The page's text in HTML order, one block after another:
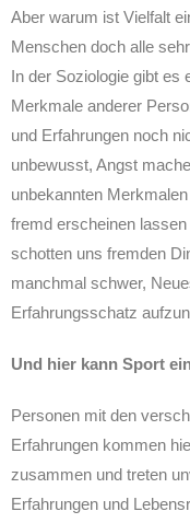
Aber warum ist Vielfalt
Menschen doch alle
In der Soziologie gibt es
Merkmale anderer
und Erfahrungen noch
unbewusst, Angst
unbekannten
fremd erscheinen
schotten uns fremden
manchmal schwer,
Erfahrungsschatz
Und hier kann Sport
Personen mit den
Erfahrungen kommen
zusammen und treten
Erfahrungen und